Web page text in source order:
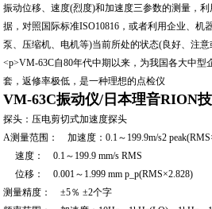
振动位移、速度(烈度)和加速度三参数的测量，
据，对照国际标准ISO10816，或者利用企业、机
泵、压缩机、电机等)当前所处的状态(良好、注意
<p>VM-63C自80年代中期以来，为我国各大中
套，返修率极低，是一种理想的点检仪
VM-63C振动仪/日本理音RION技
探头：压电剪切式加速度探头
A测量范围： 加速度：0.1～199.9m/s2
速度： 0.1～199.9 mm/s RMS
位移： 0.001～1.999 mm p_p(RMS×2.828)
测量精度： ±5％ ±2个字